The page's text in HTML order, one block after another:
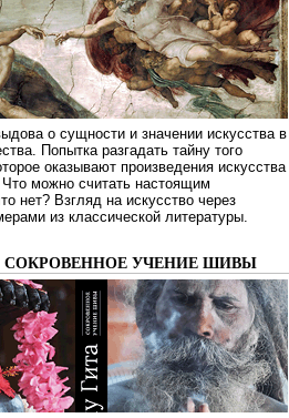
о сущности и значении искусства в
Попытка разгадать тайну того
оказывают произведения искусства
можно считать настоящим
нет? Взгляд на искусство через
из классической литературы.
СОКРОВЕННОЕ УЧЕНИЕ ШИВЫ